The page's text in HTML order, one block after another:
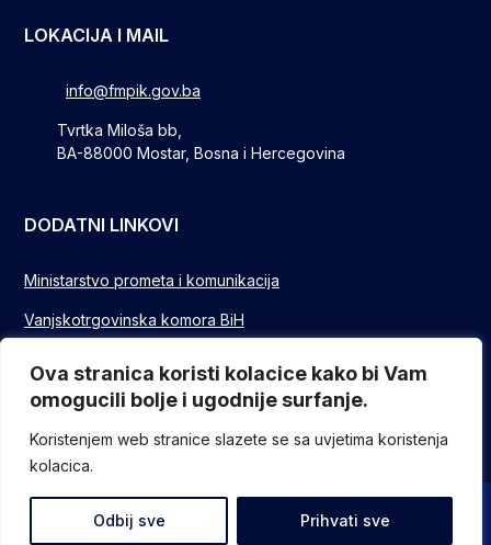
Ova stranica koristi kolacice kako bi Vam
omogucili bolje i ugodnije surfanje.
Koristenjem web stranice slazete se sa uvjetima koristenja
kolacica.
Odbij sve Prihvati sve
LOKACIJA I MAIL
info@fmpik.gov.ba
Tvrtka Miloša bb,
BA-88000 Mostar, Bosna i Hercegovina
DODATNI LINKOVI
Ministarstvo prometa i komunikacija
Vanjskotrgovinska komora BiH
FUZIP Sarajevo
© Sva prava pridržana - Federalno ministarstvo komunikacija i
prometa // Design and devlopment